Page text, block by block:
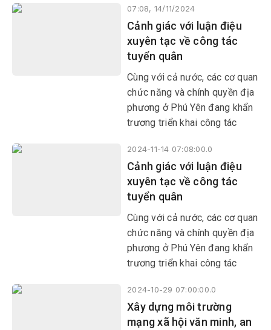
07:08, 14/11/2024
Cảnh giác với luận điệu
xuyên tạc về công tác
tuyển quân
Cùng với cả nước, các cơ quan
chức năng và chính quyền địa
phương ở Phú Yên đang khẩn
trương triển khai công tác
nhập ngũ năm 2025. Bảo vệ
Tổ quốc là nghĩa vụ thiêng
liêng và cao quý của mỗi công
dân, trong đó có thanh niên.
2024-11-14 07:08:00.0
Cảnh giác với luận điệu
xuyên tạc về công tác
tuyển quân
Cùng với cả nước, các cơ quan
chức năng và chính quyền địa
phương ở Phú Yên đang khẩn
trương triển khai công tác
nhập ngũ năm 2025. Bảo vệ
Tổ quốc là nghĩa vụ thiêng
liêng và cao quý của mỗi công
2024-10-29 07:00:00.0
Xây dựng môi trường
mạng xã hội văn minh, an